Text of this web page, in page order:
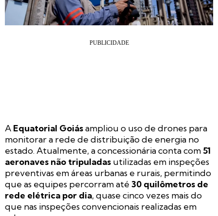
A Equatorial Goiásampliou o uso de drones para
monitorar a rede de distribuição de energia no
estado. Atualmente, a concessionária conta com51
aeronaves não tripuladas utilizadas em inspeções
preventivas em áreas urbanas e rurais, permitindo
que as equipes percorram até 30 quilômetros de
rede elétrica por dia, quase cinco vezes mais do
que nas inspeções convencionais realizadas em